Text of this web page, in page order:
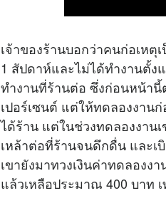
เจ้าของร้านบอกว่าคนก่อเห
1 สัปดาห์และไม่ได้ทำงานตั้
ทำงานที่ร้านต่อ ซึ่งก่อนหน้านี้
เปอร์เซนต์ แต่ให้ทดลองงาน
ได้ร้าน แต่ในช่วงทดลองงาน
เหล้าต่อที่ร้านจนดึกดื่น และเ
เขายังมาทวงเงินค่าทดลองง
แล้วเหลือประมาณ 400 บาท